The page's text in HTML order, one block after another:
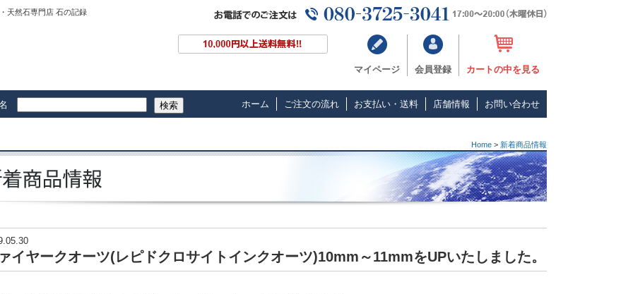
天然石専門店 石の記録
マイページ 会員登録 カートの中を見る
検索 ホーム ご注文の流れ お支払い・送料 店舗情報 お問い合わせ
Home > 新着商品情報
イヤークオーツ(レピドクロサイトインクオーツ)10mm～11mmをUPいたしました。